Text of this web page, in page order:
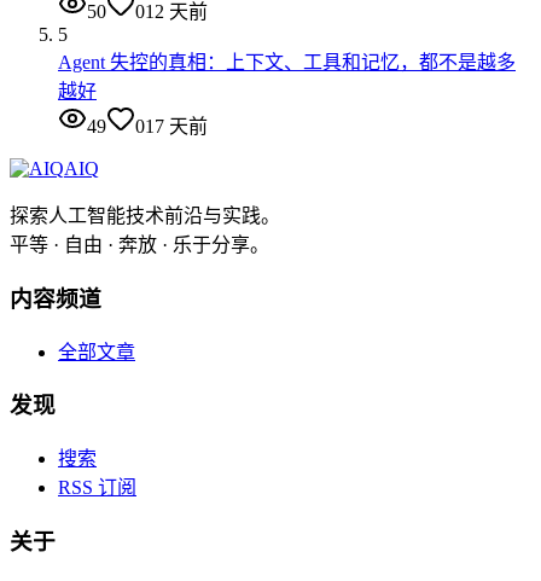
50
012 天前
5
Agent 失控的真相：上下文、工具和记忆，都不是越多
越好
49
017 天前
AIQ
探索人工智能技术前沿与实践。
平等 · 自由 · 奔放 · 乐于分享。
内容频道
全部文章
发现
搜索
RSS 订阅
关于